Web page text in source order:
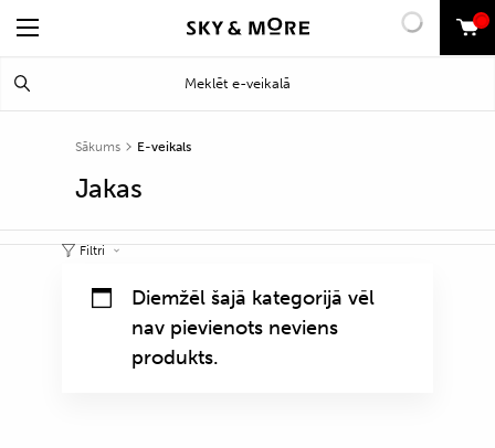
0
Sākums E-veikals
Jakas
Filtri
Diemžēl šajā kategorijā vēl
nav pievienots neviens
produkts.